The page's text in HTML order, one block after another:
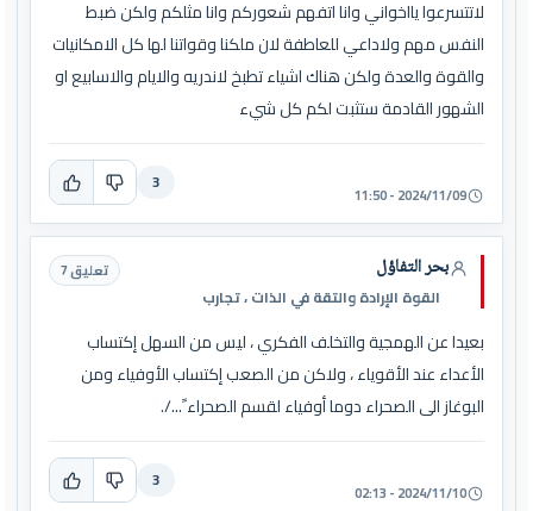
لاتتسرعوا يااخواني وانا اتفهم شعوركم وانا مثلكم ولكن ضبط
النفس مهم ولاداعي للعاطفة لان ملكنا وقواتنا لها كل الامكانيات
والقوة والعدة ولكن هناك اشياء تطبخ لاندريه والايام والاسابيع او
الشهور القادمة ستثبت لكم كل شيء
2024/11/09 - 11:50
3
بحر التفاؤل
القوة الإرادة والتقة في الذات ، تجارب
تعليق 7
بعيدا عن الهمجية والتخلف الفكري ، ليس من السهل إكتساب
الأعداء عند الأقوياء ، ولاكن من الصعب إكتساب الأوفياء ومن
البوغاز الى الصحراء دوما أوفياء لقسم الصحراء ً.../.
2024/11/10 - 02:13
3